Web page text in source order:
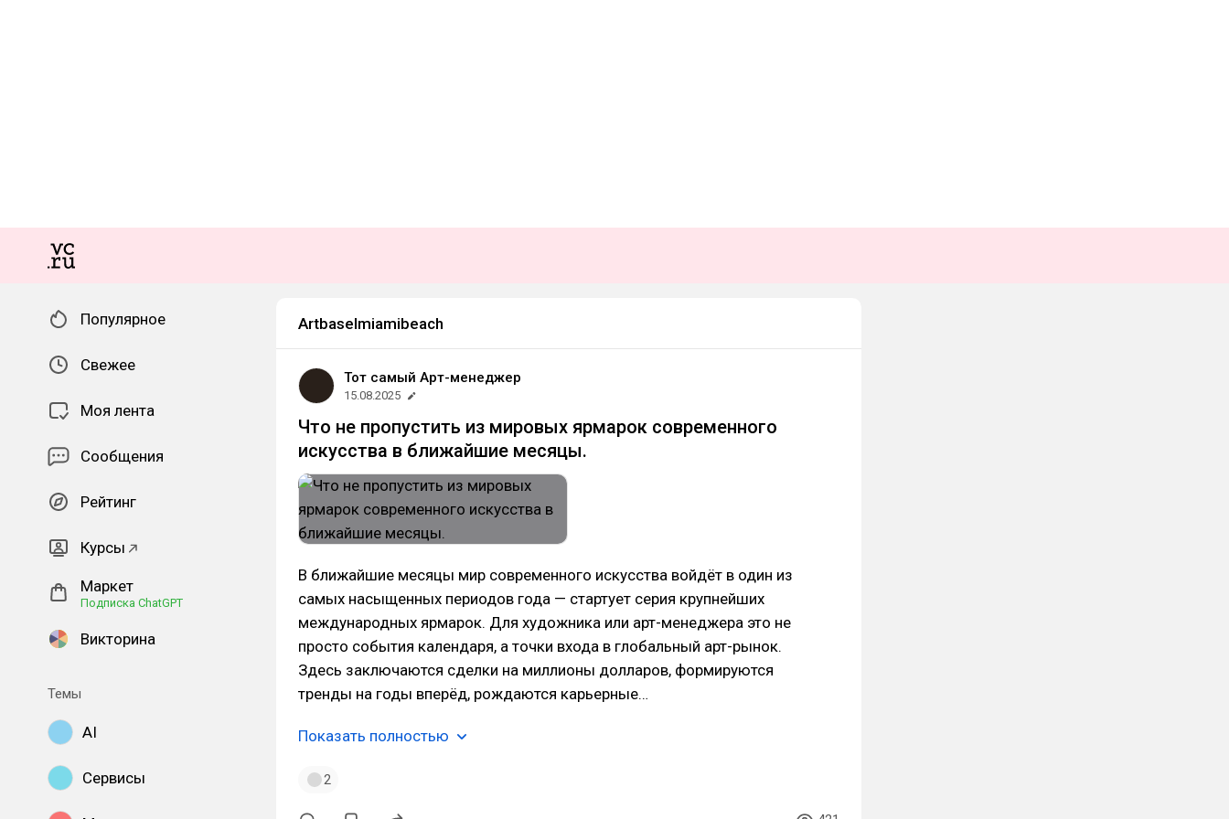
Популярное
Свежее
Моя лента
Сообщения
Рейтинг
Курсы
Маркет
Подписка ChatGPT
Викторина
Темы
AI
Сервисы
Artbaselmiamibeach
Тот самый Арт-менеджер
15.08.2025
Что не пропустить из мировых ярмарок современного
искусства в ближайшие месяцы.
В ближайшие месяцы мир современного искусства войдёт в один из
самых насыщенных периодов года — стартует серия крупнейших
международных ярмарок. Для художника или арт-менеджера это не
просто события календаря, а точки входа в глобальный арт-рынок.
Здесь заключаются сделки на миллионы долларов, формируются
тренды на годы вперёд, рождаются карьерные…
Показать полностью
2